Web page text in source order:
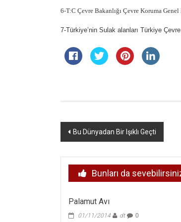
6-T:C Çevre Bakanlığı Çevre Koruma
7-Türkiye’nin Sulak alanları Türkiye
Yazı
Bu Dünyadan Bir Işıklı Geçti
Bunları da
Palamut Avı
01/11/2014 dt 0